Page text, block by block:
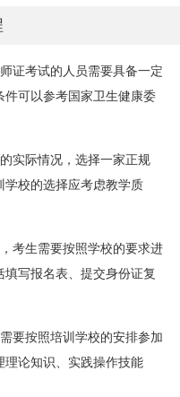
证考试的人员需要具备一定
件可以参考国家卫生健康委
实际情况，选择一家正规
学校的选择应考虑教学质
考生需要按照学校的要求进
写报名表、提交身份证复
要按照培训学校的安排参加
论知识、实践操作技能